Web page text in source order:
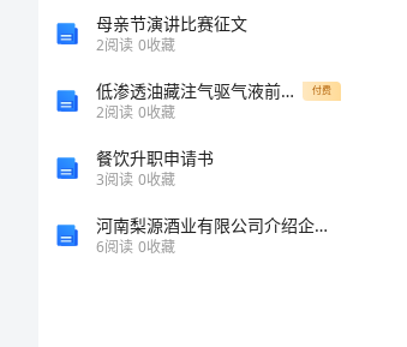
——
母亲节演讲比赛征文
2阅读 0收藏
低渗透油藏注气驱气液前缘运移规律研究进展 付费
2阅读 0收藏
餐饮升职申请书
3阅读 0收藏
河南梨源酒业有限公司介绍企业发展分析报告
6阅读 0收藏